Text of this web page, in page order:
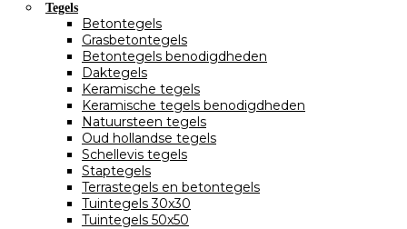
Tegels
Betontegels
Grasbetontegels
Betontegels benodigdheden
Daktegels
Keramische tegels
Keramische tegels benodigdheden
Natuursteen tegels
Oud hollandse tegels
Schellevis tegels
Staptegels
Terrastegels en betontegels
Tuintegels 30x30
Tuintegels 50x50